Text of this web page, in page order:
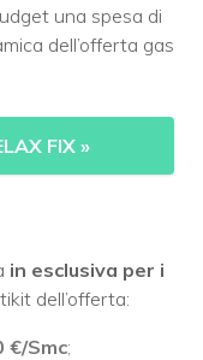
una spesa di
dell’offerta gas
FIX»
in esclusiva per i
dell’offerta:
€/Smc;